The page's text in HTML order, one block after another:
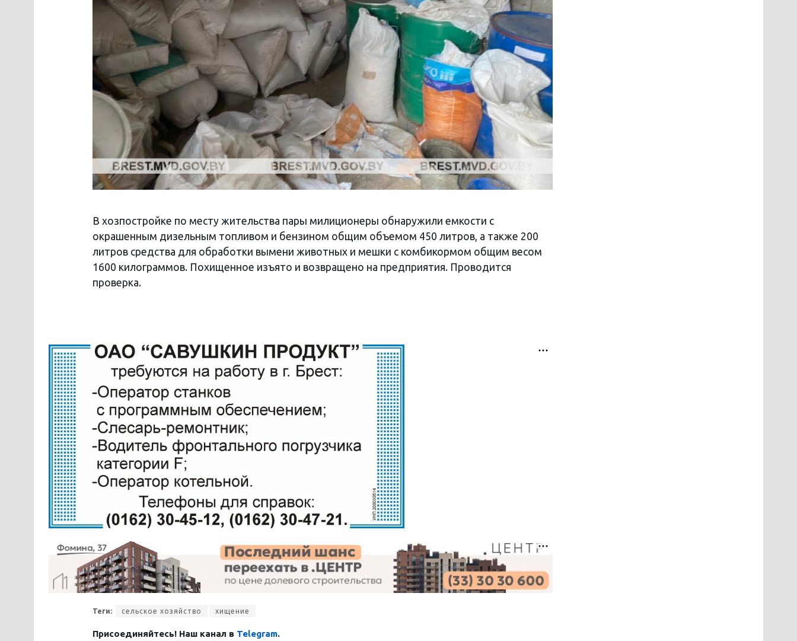
В хозпостройке по месту жительства пары милиционеры обнаружили емкости с
окрашенным дизельным топливом и бензином общим объемом 450 литров, а также 200
литров средства для обработки вымени животных и мешки с комбикормом общим весом
1600 килограммов. Похищенное изъято и возвращено на предприятия. Проводится
проверка.
Теги: сельское хозяйство хищение
Присоединяйтесь! Наш канал в Telegram.